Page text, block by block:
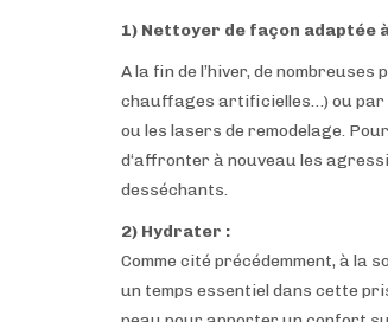
1) Nettoyer de façon adaptée
A la fin de l’hiver, de
chauffages artificielles…) ou par
ou les lasers de remodelage.
d‘affronter à nouveau les
desséchants.
2) Hydrater :
Comme cité précédemment, à la
un temps essentiel dans cette